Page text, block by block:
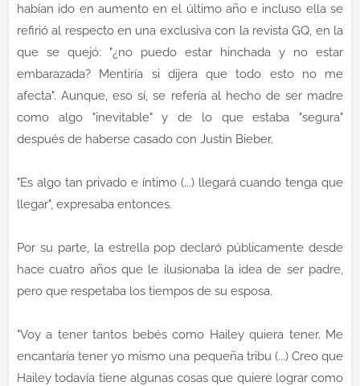
habían ido en aumento en el último año e incluso ella se
refirió al respecto en una exclusiva con la revista GQ, en la
que se quejó: "¿no puedo estar hinchada y no estar
embarazada? Mentiría si dijera que todo esto no me
afecta". Aunque, eso sí, se refería al hecho de ser madre
como algo "inevitable" y de lo que estaba "segura"
después de haberse casado con Justin Bieber.
"Es algo tan privado e íntimo (...) llegará cuando tenga que
llegar", expresaba entonces.
Por su parte, la estrella pop declaró públicamente desde
hace cuatro años que le ilusionaba la idea de ser padre,
pero que respetaba los tiempos de su esposa.
"Voy a tener tantos bebés como Hailey quiera tener. Me
encantaría tener yo mismo una pequeña tribu (...) Creo que
Hailey todavía tiene algunas cosas que quiere lograr como